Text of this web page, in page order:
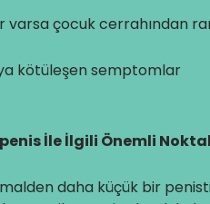
varsa çocuk cerrahından
kötüleşen semptomlar
İle İlgili Önemli
daha küçük bir